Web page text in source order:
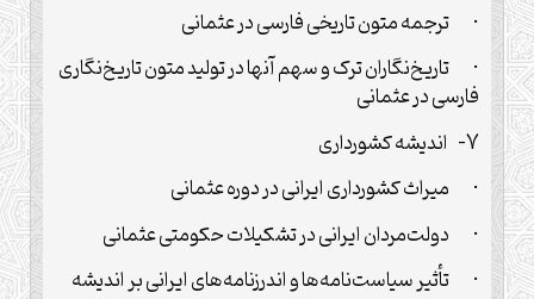
· ترجمه متون تاریخی فارسی در عثمانی
· تاریخ‌نگاران ترک و سهم آنها در تولید متون تاریخ‌نگاری
فارسی در عثمانی
7- اندیشه کشورداری
· میراث کشورداری ایرانی در دوره عثمانی
· دولت‌مردان ایرانی در تشکیلات حکومتی عثمانی
· تأثیر سیاست‌نامه‌ها و اندرزنامه‌های ایرانی بر اندیشه